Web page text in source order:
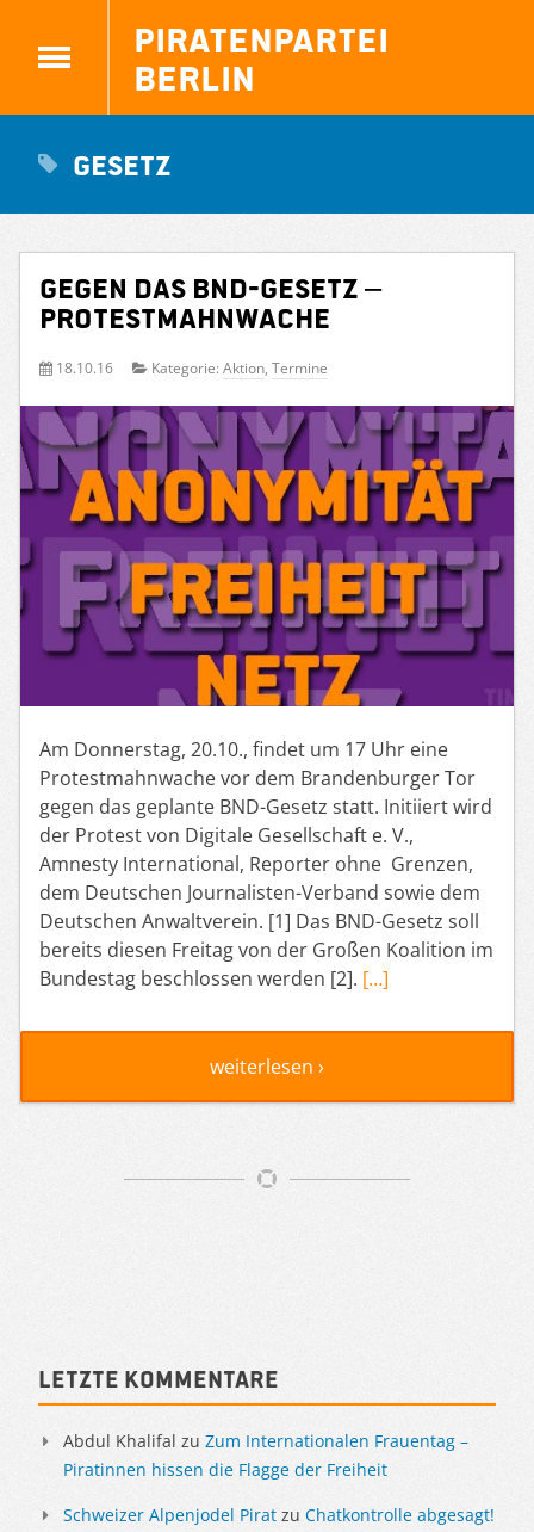
Piratenpartei
Berlin
Gesetz
Gegen das BND-Gesetz –
Protestmahnwache
18.10.16 Kategorie: Aktion, Termine
Am Donnerstag, 20.10., findet um 17 Uhr eine
Protestmahnwache vor dem Brandenburger Tor
gegen das geplante BND-Gesetz statt. Initiiert wird
der Protest von Digitale Gesellschaft e. V.,
Amnesty International, Reporter ohne Grenzen,
dem Deutschen Journalisten-Verband sowie dem
Deutschen Anwaltverein. [1] Das BND-Gesetz soll
bereits diesen Freitag von der Großen Koalition im
Bundestag beschlossen werden [2]. […]
weiterlesen ›
Sidebar
Letzte Kommentare
Abdul Khalifal zu Zum Internationalen Frauentag –
Piratinnen hissen die Flagge der Freiheit
Schweizer Alpenjodel Pirat zu Chatkontrolle abgesagt!